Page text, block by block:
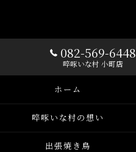
082-569-6448
啐啄いな村 小町店
ホーム
啐啄いな村の想い
出張焼き鳥